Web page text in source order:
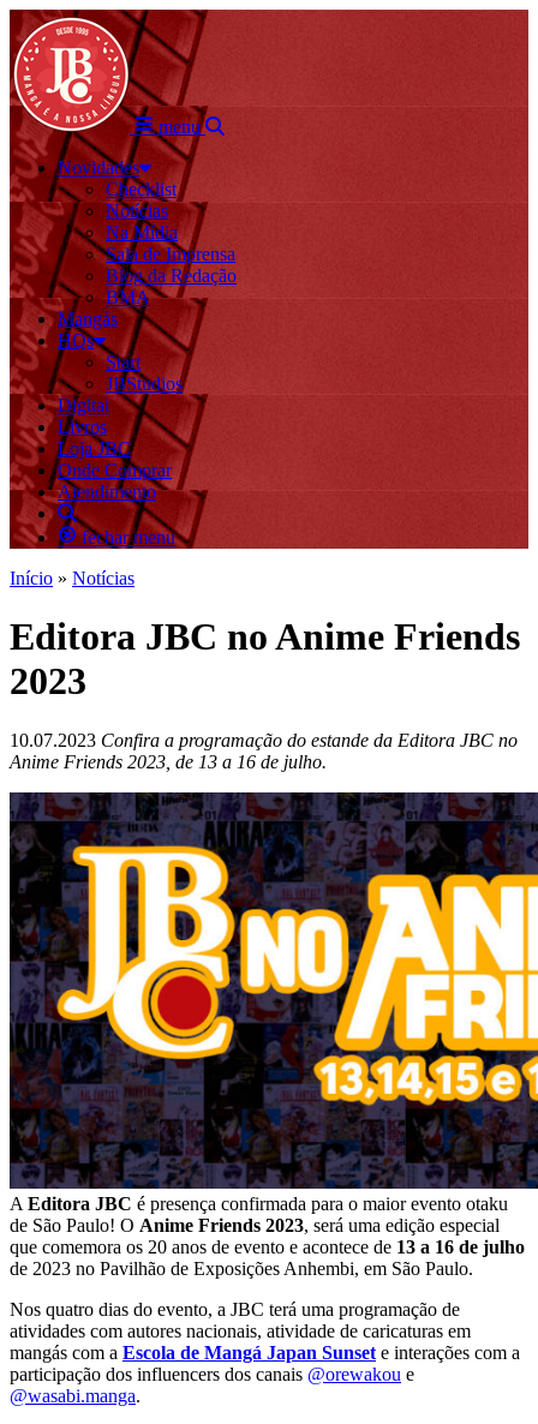
menu
Novidades
Checklist
Notícias
Na Mídia
Sala de Imprensa
Blog da Redação
BMA
Mangás
HQs
Start
JBStudios
Digital
Livros
Loja JBC
Onde Comprar
Atendimento
fechar menu
Início » Notícias
Editora JBC no Anime Friends
2023
10.07.2023 Confira a programação do estande da Editora JBC no
Anime Friends 2023, de 13 a 16 de julho.
A Editora JBC é presença confirmada para o maior evento otaku
de São Paulo! O Anime Friends 2023, será uma edição especial
que comemora os 20 anos de evento e acontece de 13 a 16 de julho
de 2023 no Pavilhão de Exposições Anhembi, em São Paulo.
Nos quatro dias do evento, a JBC terá uma programação de
atividades com autores nacionais, atividade de caricaturas em
mangás com a Escola de Mangá Japan Sunset e interações com a
participação dos influencers dos canais @orewakou e
@wasabi.manga.